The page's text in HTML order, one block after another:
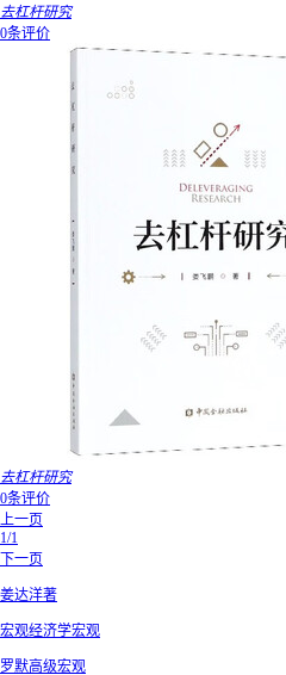
去杠杆研究
0条评价
去杠杆研究
0条评价
上一页
1/1
下一页
姜达洋著
宏观经济学宏观
罗默高级宏观